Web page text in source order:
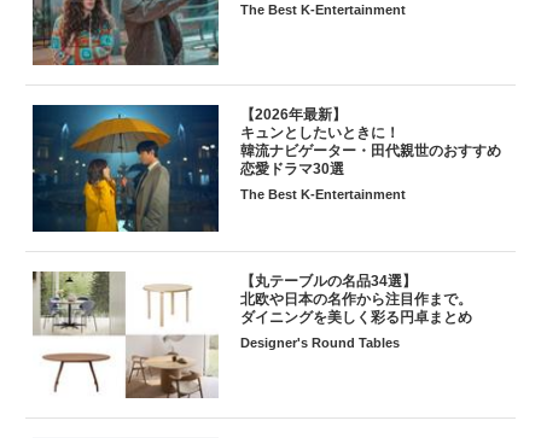
The Best K-Entertainment
【2026年最新】
キュンとしたいときに！
韓流ナビゲーター・田代親世のおすすめ
恋愛ドラマ30選
The Best K-Entertainment
【丸テーブルの名品34選】
北欧や日本の名作から注目作まで。
ダイニングを美しく彩る円卓まとめ
Designer's Round Tables